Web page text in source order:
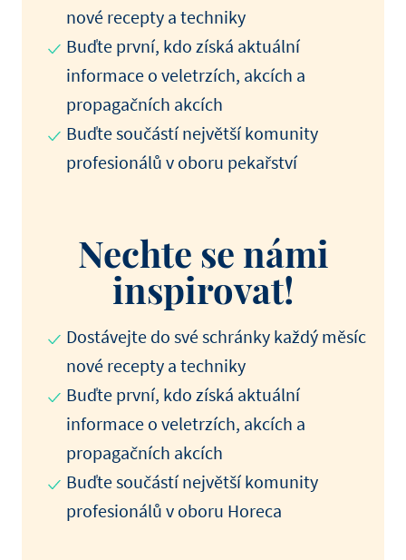
nové recepty a techniky
Buďte první, kdo získá aktuální
informace o veletrzích, akcích a
propagačních akcích
Buďte součástí největší komunity
profesionálů v oboru pekařství
Nechte se námi
inspirovat!
Dostávejte do své schránky každý měsíc
nové recepty a techniky
Buďte první, kdo získá aktuální
informace o veletrzích, akcích a
propagačních akcích
Buďte součástí největší komunity
profesionálů v oboru Horeca